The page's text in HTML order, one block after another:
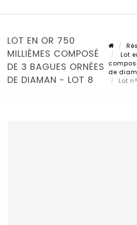
LOT EN OR 750
MILLIÈMES COMPOSÉ
DE 3 BAGUES ORNÉES
DE DIAMAN - LOT 8
Lot
de
Lot